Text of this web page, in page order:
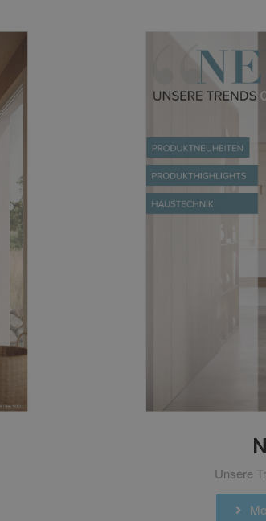
Unsere